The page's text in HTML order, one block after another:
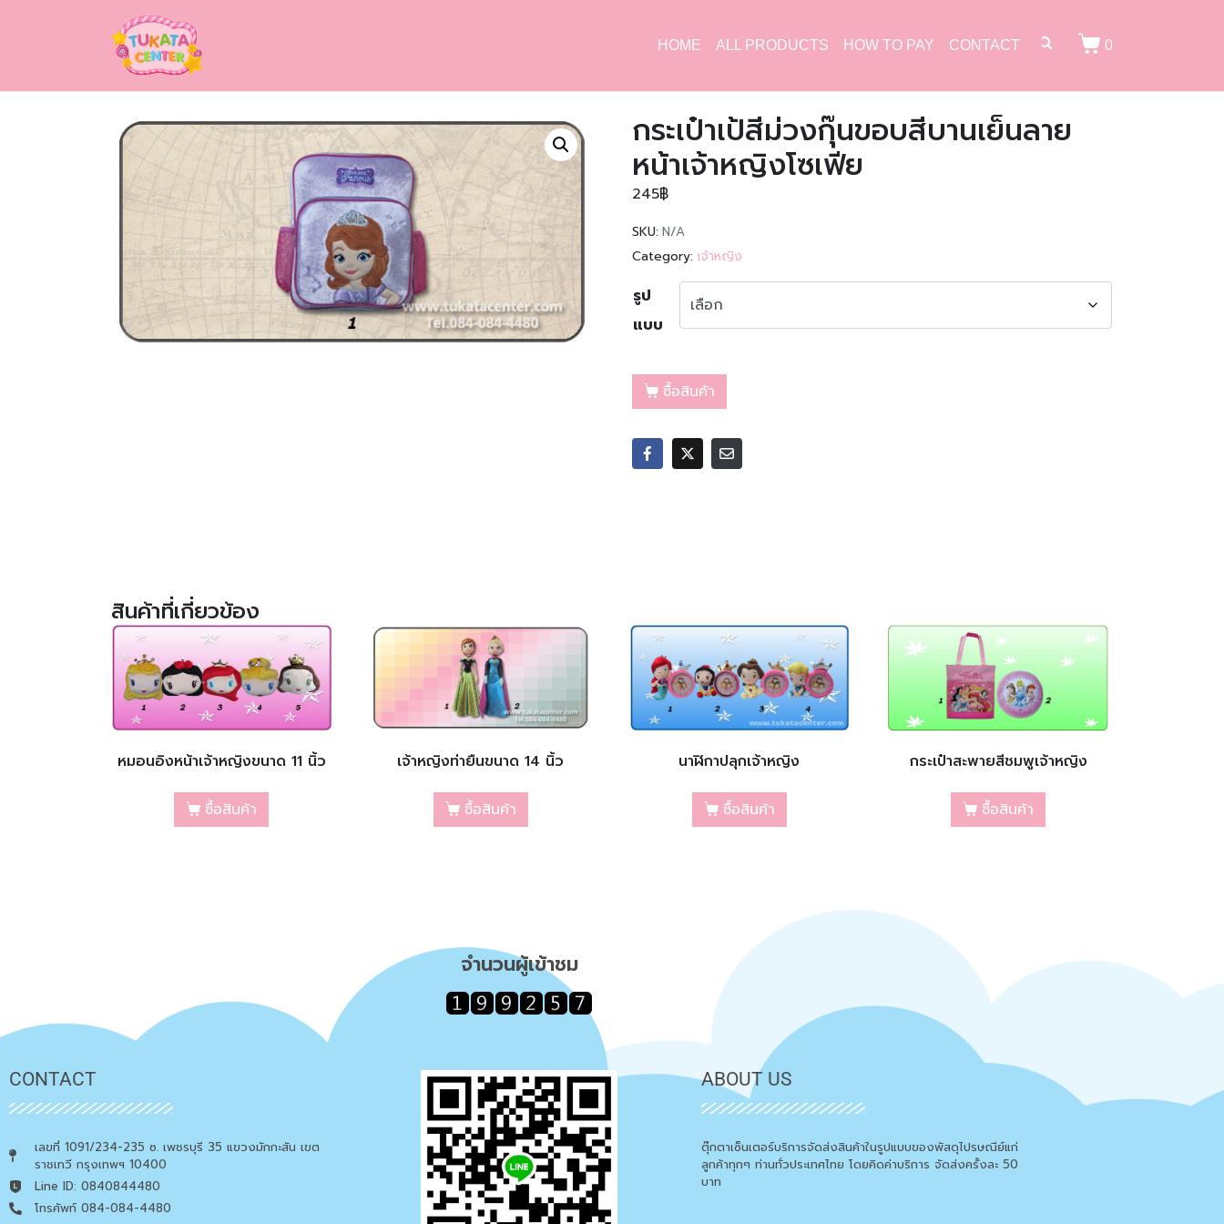
HOME ALL PRODUCTS HOW TO PAY CONTACT 0
กระเป๋าเป้สีม่วงกุ๊นขอบสีบานเย็นลาย
หน้าเจ้าหญิงโซเฟีย
245฿
SKU: N/A
Category: เจ้าหญิง
รูป
แบบ
ซื้อสินค้า
สินค้าที่เกี่ยวข้อง
หมอนอิงหน้าเจ้าหญิงขนาด 11 นิ้ว
ซื้อสินค้า
เจ้าหญิงท่ายืนขนาด 14 นิ้ว
ซื้อสินค้า
นาฬิกาปลุกเจ้าหญิง
ซื้อสินค้า
กระเป๋าสะพายสีชมพูเจ้าหญิง
ซื้อสินค้า
จำนวนผู้เข้าชม
CONTACT
เลขที่ 1091/234-235 ซ. เพชรบุรี 35 แขวงมักกะสัน เขต
ราชเทวี กรุงเทพฯ 10400
Line ID: 0840844480
โทรศัพท์ 084-084-4480
ABOUT US
ตุ๊กตาเซ็นเตอร์บริการจัดส่งสินค้าในรูปแบบของพัสดุไปรษณีย์แก่
ลูกค้าทุกๆ ท่านทั่วประเทศไทย โดยคิดค่าบริการ จัดส่งครั้งละ 50
บาท